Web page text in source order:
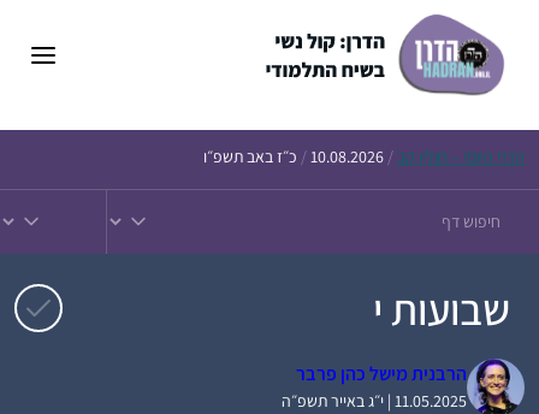
הדף היומי – חולין קב /
10.08.2026
/ כ״ז באב תשפ״ו
שבועות י
הרבנית מישל כהן פרבר
11.05.2025 | י״ג באייר תשפ״ה